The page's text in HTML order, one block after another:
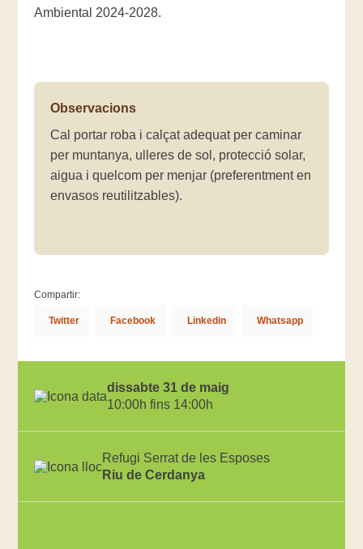
Ambiental 2024-2028.
Observacions
Cal portar roba i calçat adequat per caminar
per muntanya, ulleres de sol, protecció solar,
aigua i quelcom per menjar (preferentment en
envasos reutilitzables).
Compartir:
Twitter Facebook Linkedin Whatsapp
dissabte 31 de maig
10:00h fins 14:00h
Refugi Serrat de les Esposes
Riu de Cerdanya